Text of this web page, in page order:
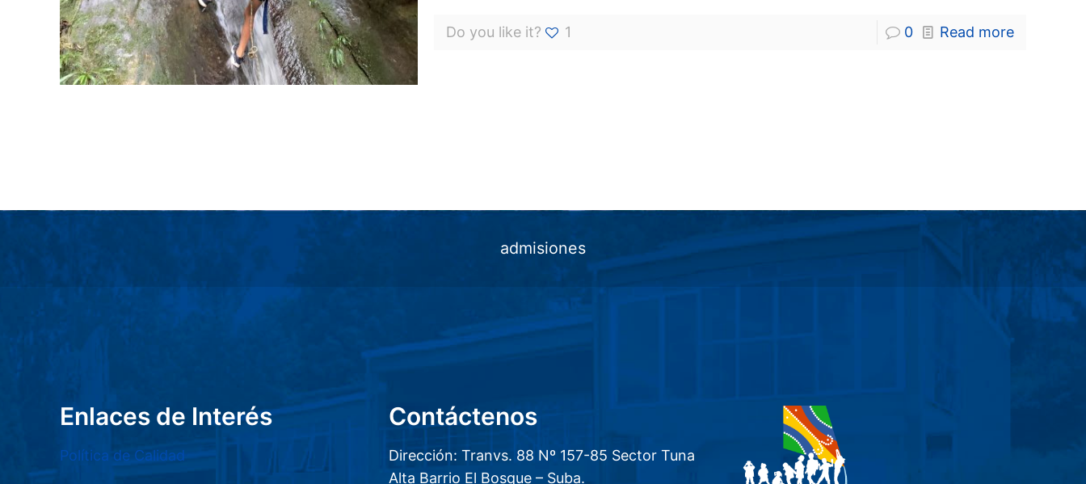
Do you like it? 1 0 Read more
admisiones
Enlaces de Interés
Política de Calidad
Contáctenos
Dirección: Tranvs. 88 Nº 157-85 Sector Tuna
Alta Barrio El Bosque – Suba.